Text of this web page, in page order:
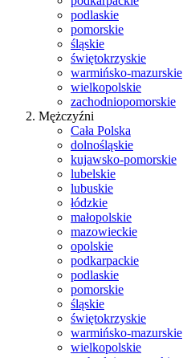
podlaskie
pomorskie
śląskie
świętokrzyskie
warmińsko-mazurskie
wielkopolskie
zachodniopomorskie
Mężczyźni
Cała Polska
dolnośląskie
kujawsko-pomorskie
lubelskie
lubuskie
łódzkie
małopolskie
mazowieckie
opolskie
podkarpackie
podlaskie
pomorskie
śląskie
świętokrzyskie
warmińsko-mazurskie
wielkopolskie